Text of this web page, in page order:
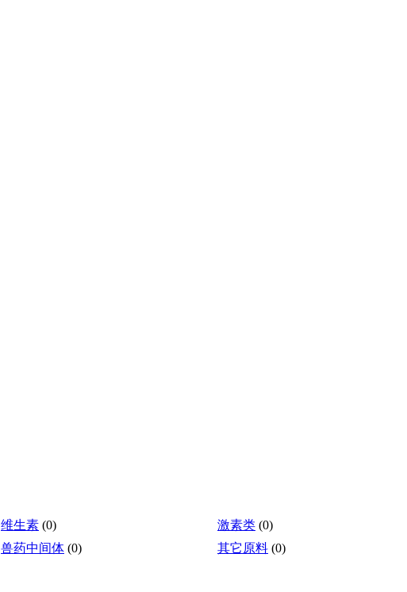
维生素 (0) 激素类 (0)
兽药中间体 (0) 其它原料 (0)